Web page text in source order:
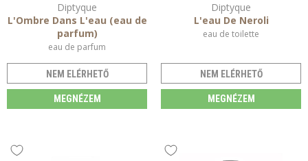
Diptyque
L'Ombre Dans L'eau (eau de
parfum)
eau de parfum
NEM ELÉRHETŐ
MEGNÉZEM
Diptyque
L'eau De Neroli
eau de toilette
NEM ELÉRHETŐ
MEGNÉZEM